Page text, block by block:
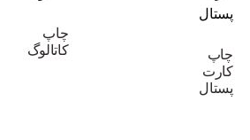
چاپ
کارت
پستال
چاپ
کاتالوگ